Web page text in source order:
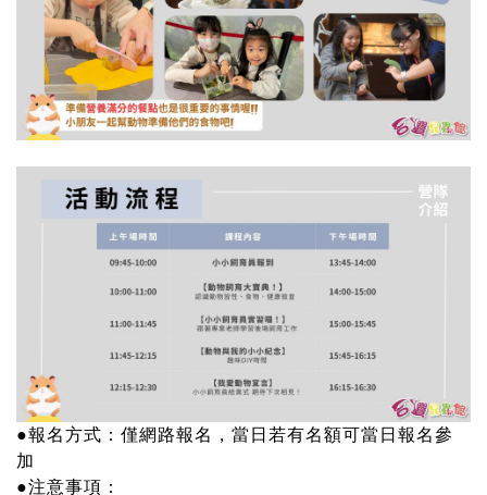
●報名方式：僅網路報名，當日若有名額可當日報名參
加
●注意事項：